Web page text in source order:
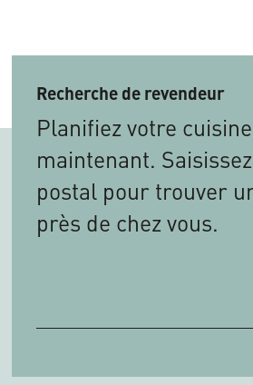
Recherche de revendeur
Planifiez votre cuisine
maintenant.
postal pour trouver
près de chez vous.